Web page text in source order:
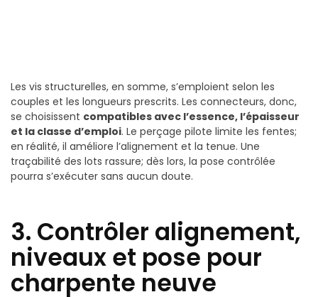
Les vis structurelles, en somme, s’emploient selon les
couples et les longueurs prescrits. Les connecteurs, donc,
se choisissent compatibles avec l’essence, l’épaisseur
et la classe d’emploi. Le perçage pilote limite les fentes;
en réalité, il améliore l’alignement et la tenue. Une
traçabilité des lots rassure; dès lors, la pose contrôlée
pourra s’exécuter sans aucun doute.
3. Contrôler alignement,
niveaux et pose pour
charpente neuve